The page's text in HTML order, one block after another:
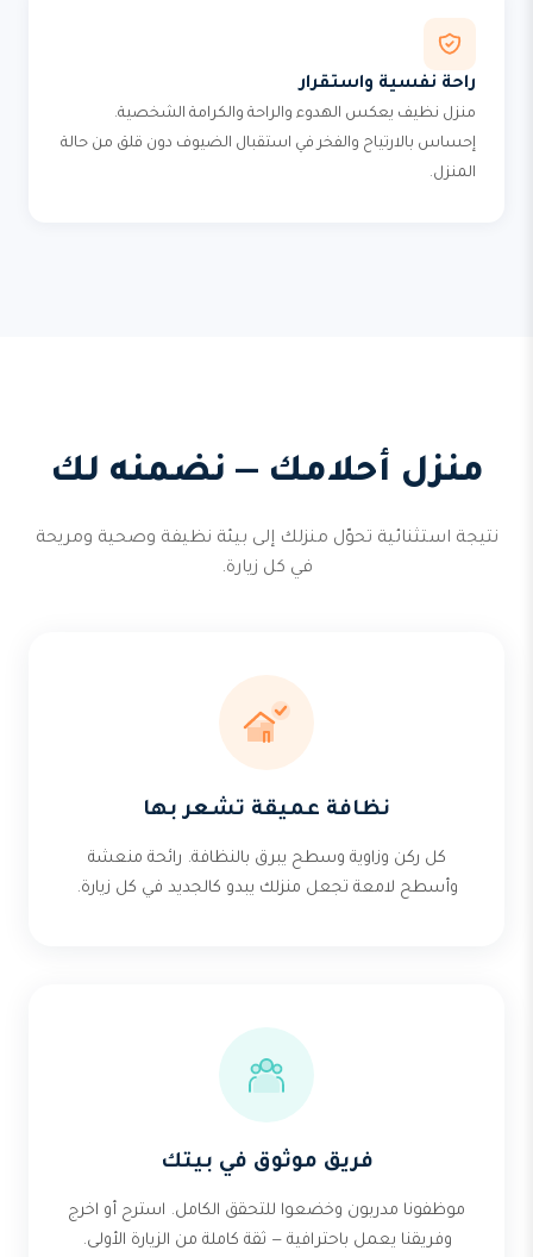
راحة نفسية واستقرار
منزل نظيف يعكس الهدوء والراحة والكرامة الشخصية.
إحساس بالارتياح والفخر في استقبال الضيوف دون قلق من حالة
المنزل.
منزل أحلامك — نضمنه لك
نتيجة استثنائية تحوّل منزلك إلى بيئة نظيفة وصحية ومريحة
في كل زيارة.
نظافة عميقة تشعر بها
كل ركن وزاوية وسطح يبرق بالنظافة. رائحة منعشة
وأسطح لامعة تجعل منزلك يبدو كالجديد في كل زيارة.
فريق موثوق في بيتك
موظفونا مدربون وخضعوا للتحقق الكامل. استرح أو اخرج
وفريقنا يعمل باحترافية — ثقة كاملة من الزيارة الأولى.